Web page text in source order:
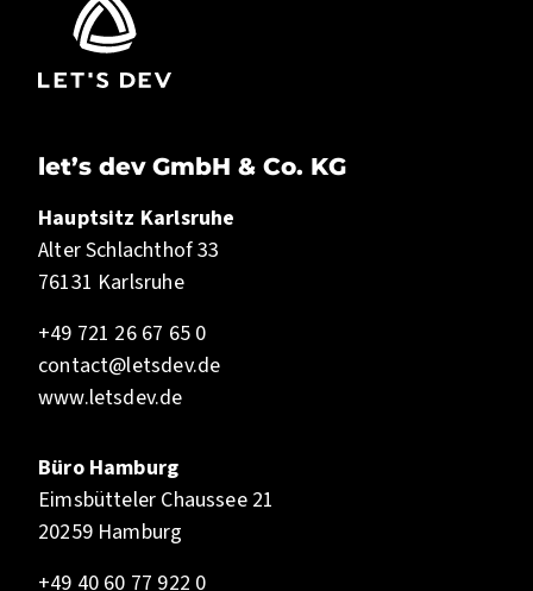
let’s dev GmbH & Co. KG
Hauptsitz Karlsruhe
Alter Schlachthof 33
76131 Karlsruhe
+49 721 26 67 65 0
contact@letsdev.de
www.letsdev.de
Büro Hamburg
Eimsbütteler Chaussee 21
20259 Hamburg
+49 40 60 77 922 0